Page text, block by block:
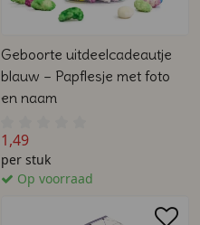
Geboorte uitdeelcadeautje
blauw – Papflesje met foto
en naam
1,49
per stuk
Op voorraad